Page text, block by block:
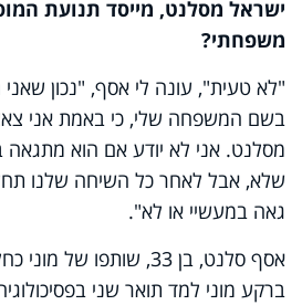
ישראל מסלנט, מייסד תנועת
משפחתי?
"לא טעית", עונה לי אסף, "נכון שאני
בשם המשפחה שלי, כי באמת אני
מסלנט. אני לא יודע אם הוא
שלא, אבל לאחר כל השיחה שלנו
גאה במעשיי או לא".
ברקע מוני למד תואר שני